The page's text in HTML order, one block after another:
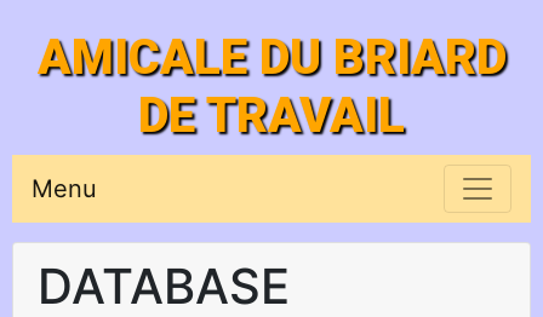
AMICALE DU BRIARD
DE TRAVAIL
Menu
DATABASE